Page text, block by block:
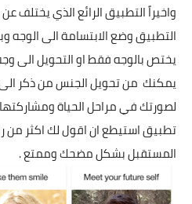
واخيراً التطبيق الرائع الذي
التطبيق وضع الابتسامة الى الوجه
يختص بالوجه فقط او التحويل الى
يمكنك من تحويل الجنس من ذكر
لصورتك في مراحل الحياة ومشاركتها
تطبيق استيطع ان اقول لك اكثر من
المستقبل بشكل مضحك وممتع .